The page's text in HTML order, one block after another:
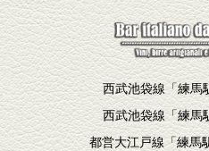
西武池袋線「練馬
西武池袋線「練馬
都営大江戸線「練馬